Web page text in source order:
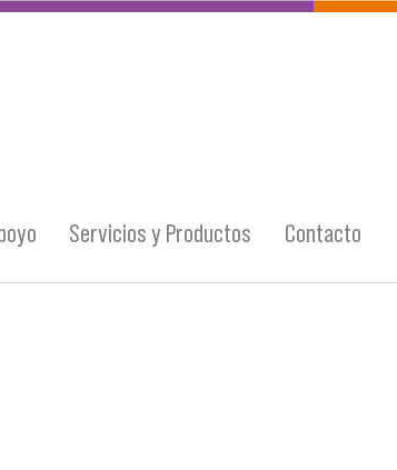
Servicios y Productos Contacto